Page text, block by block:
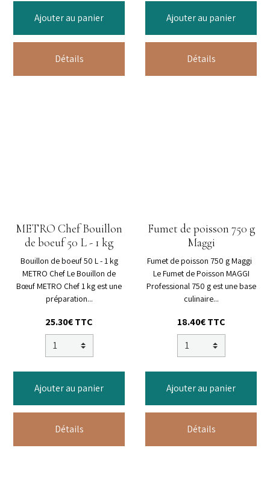
Ajouter au panier
Détails
Ajouter au panier
Détails
METRO Chef Bouillon
de boeuf 50 L - 1 kg
Bouillon de boeuf 50 L - 1 kg
METRO Chef Le Bouillon de
Bœuf METRO Chef 1 kg est une
préparation...
25.30€ TTC
Ajouter au panier
Détails
Fumet de poisson 750 g
Maggi
Fumet de poisson 750 g Maggi
Le Fumet de Poisson MAGGI
Professional 750 g est une base
culinaire...
18.40€ TTC
Ajouter au panier
Détails